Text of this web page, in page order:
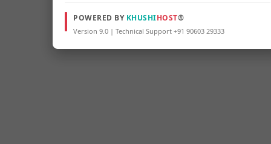
POWERED BY KHUSHIHOST®
Version 9.0 | Technical Support +91 90603 29333